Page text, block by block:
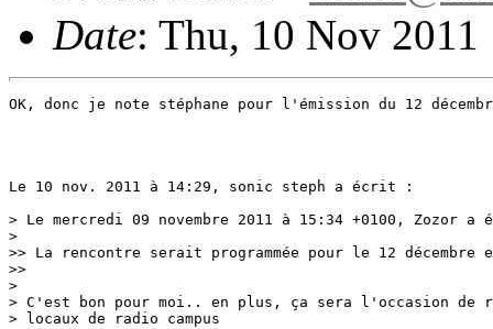
Date: Thu, 10 Nov
OK, donc je note stéphane pour l'émission du 12
Le 10 nov. 2011 à 14:29, sonic steph a écrit :
> Le mercredi 09 novembre 2011 à 15:34 +0100, Zozor
>
>> La rencontre serait programmée pour le 12
>>
>
> C'est bon pour moi.. en plus, ça sera l'occasion de
> locaux de radio campus